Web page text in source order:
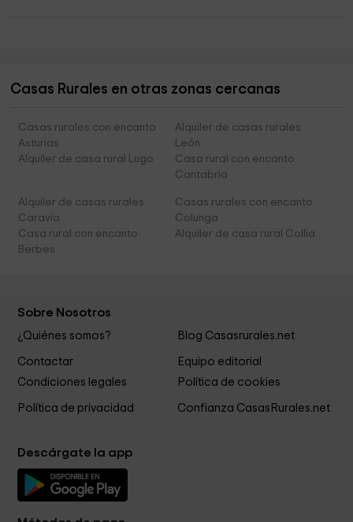
Casas Rurales en otras zonas cercanas
Casas rurales con encanto
Asturias
Alquiler de casas rurales
León
Alquiler de casa rural Lugo
Casa rural con encanto
Cantabria
Alquiler de casas rurales
Caravia
Casas rurales con encanto
Colunga
Casa rural con encanto
Berbes
Alquiler de casa rural Collia
Sobre Nosotros
¿Quiénes somos? Blog Casasrurales.net
Contactar
Equipo editorial
Condiciones legales
Política de cookies
Política de privacidad Confianza CasasRurales.net
Descárgate la app